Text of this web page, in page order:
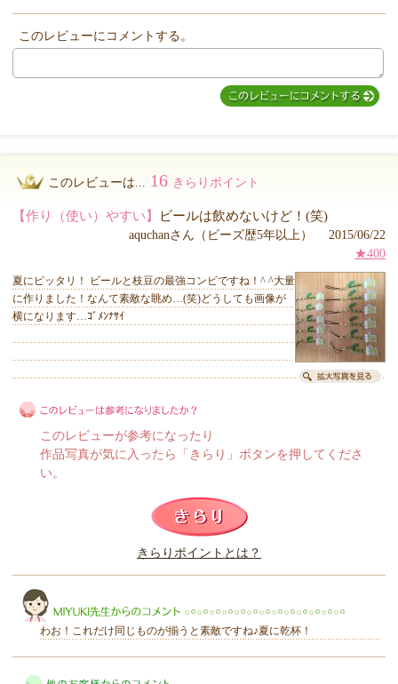
MIYUKI先生からのコメント
このレビューにコメントする。
このレビューは... 16 きらりポイント
【作り（使い）やすい】 ビールは飲めないけど！(笑)
aquchanさん（ビーズ歴5年以上） 2015/06/22
★400
夏にピッタリ！ ビールと枝豆の最強コンビですね！^ ^大量
に作りました！なんて素敵な眺め…(笑)どうしても画像が
横になります…ｺﾞﾒﾝﾅｻｲ
このレビューは参考になりましたか？
このレビューが参考になったり
作品写真が気に入ったら「きらり」ボタンを押してくださ
い。
きらりポイントとは？
わお！これだけ同じものが揃うと素敵ですね♪夏に乾杯！